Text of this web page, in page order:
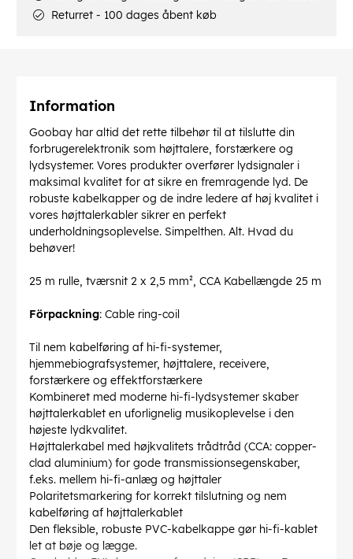
Returret - 100 dages åbent køb
Information
Goobay har altid det rette tilbehør til at tilslutte din
forbrugerelektronik som højttalere, forstærkere og
lydsystemer. Vores produkter overfører lydsignaler i
maksimal kvalitet for at sikre en fremragende lyd. De
robuste kabelkapper og de indre ledere af høj kvalitet i
vores højttalerkabler sikrer en perfekt
underholdningsoplevelse. Simpelthen. Alt. Hvad du
behøver!
25 m rulle, tværsnit 2 x 2,5 mm², CCA Kabellængde 25 m
Förpackning: Cable ring-coil
Til nem kabelføring af hi-fi-systemer,
hjemmebiografsystemer, højttalere, receivere,
forstærkere og effektforstærkere
Kombineret med moderne hi-fi-lydsystemer skaber
højttalerkablet en uforlignelig musikoplevelse i den
højeste lydkvalitet.
Højttalerkabel med højkvalitets trådtråd (CCA: copper-
clad aluminium) for gode transmissionsegenskaber,
f.eks. mellem hi-fi-anlæg og højttaler
Polaritetsmarkering for korrekt tilslutning og nem
kabelføring af højttalerkablet
Den fleksible, robuste PVC-kabelkappe gør hi-fi-kablet
let at bøje og lægge.